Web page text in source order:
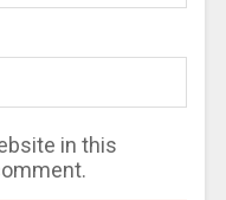
in this